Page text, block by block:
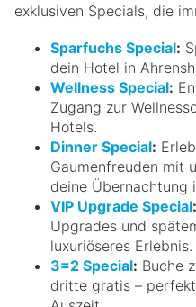
exklusiven Specials, die
Sparfuchs Special:
dein Hotel in
Wellness Special:
Zugang zur
Hotels.
Dinner Special:
Gaumenfreuden mit
deine Übernachtung
VIP Upgrade Special:
Upgrades und
luxuriöseres Erlebnis.
3=2 Special: Buche
dritte gratis –